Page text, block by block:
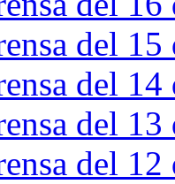
del
del
del
del